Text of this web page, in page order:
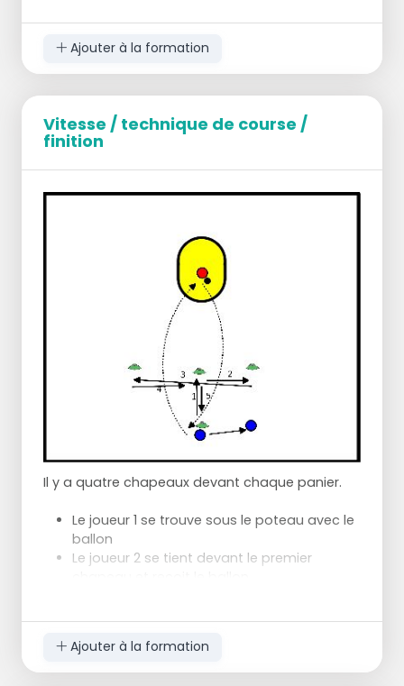
Ajouter à la formation
Vitesse / technique de course /
finition
Il y a quatre chapeaux devant chaque panier.
Le joueur 1 se trouve sous le poteau avec le
ballon
Le joueur 2 se tient devant le premier
mouvements de course tape sur les
chapeaux avec sa main. Le mouvement de
Ajouter à la formation